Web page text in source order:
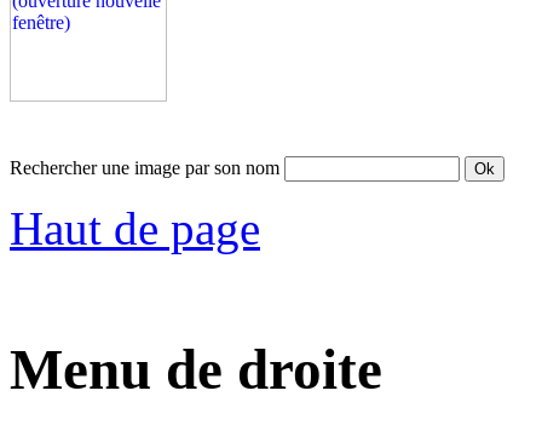
Rechercher une image par son nom
Haut de page
Menu de droite